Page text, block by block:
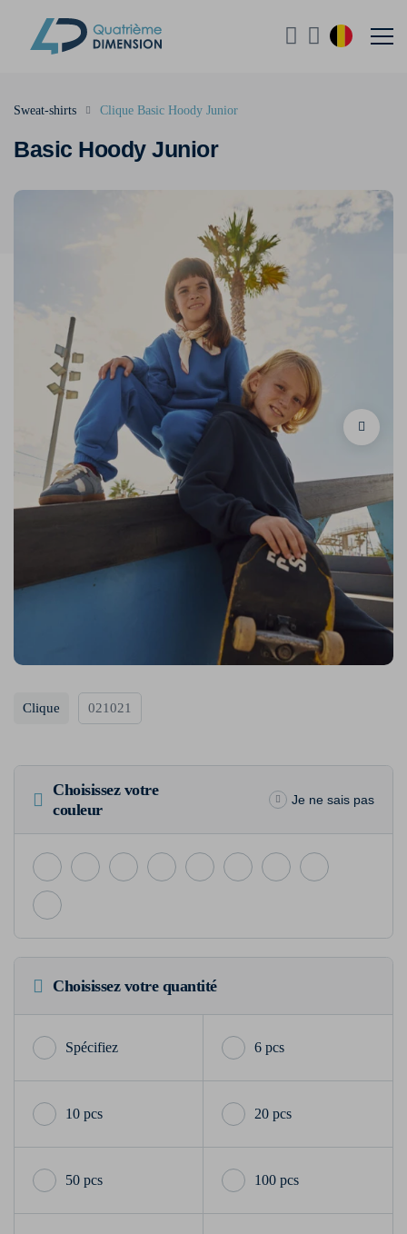
Basic Hoody Junior
Sweat-shirts Clique Basic Hoody Junior
Clique 021021
Choisissez votre
couleur
Je ne sais pas
Choisissez votre quantité
6 pcs
10 pcs 20 pcs
50 pcs 100 pcs